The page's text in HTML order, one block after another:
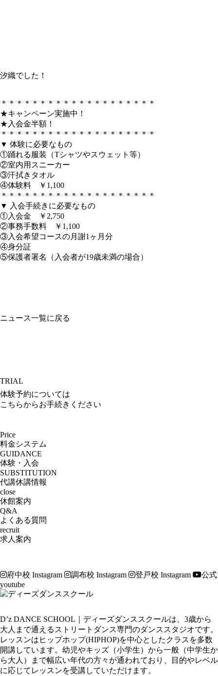
汐織でした！
＊＊＊＊＊＊＊＊＊＊＊＊＊＊＊＊＊＊＊＊
★キャンペーン実施中！
★入会金半額！
＊＊＊＊＊＊＊＊＊＊＊＊＊＊＊＊＊＊＊＊
▼ 体験に必要なもの
①踊れる服装（Tシャツやスウェット等）
②室内用スニーカー
③汗拭きタオル
④体験料 ￥1,100
＊＊＊＊＊＊＊＊＊＊＊＊＊＊＊＊＊＊＊＊
▼ 入会手続きに必要なもの
①入会金 ￥2,750
②事務手数料 ￥1,100
③入会希望コースの月謝1ヶ月分
④身分証
⑤保護者署名（入会者が19歳未満の場合）
ニュース一覧に戻る
TRIAL
体験予約については
こちらからお手続きください
Price
料金システム
GUIDANCE
体験・入会
SUBSTITUTION
代講休講情報
close
休館案内
Q&A
よくある質問
recruit
求人案内
府中校 Instagram 調布校 Instagram 登戸校 Instagram
公式
youtube
D’z DANCE SCHOOL｜ディーズダンススクールは、3歳から
大人まで通えるストリートダンス専門のダンススタジオです。
レッスンはヒップホップ(HIPHOP)を中心としたクラスを多数
開講しています。幼児やキッズ（小学生）から一般（中学生か
ら大人）まで幅広い年代の方々が通われており、目的やレベル
に応じてレッスンを受講していただけます。